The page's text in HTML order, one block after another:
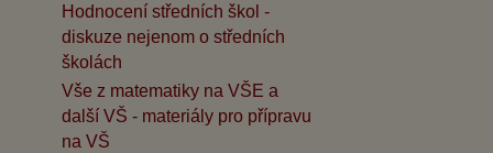
Hodnocení středních škol -
diskuze nejenom o středních
školách
Vše z matematiky na VŠE a
další VŠ - materiály pro přípravu
na VŠ